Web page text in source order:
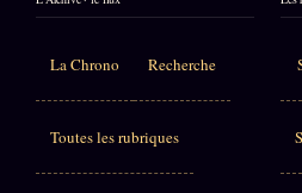
La Chrono Recherche
Toutes les rubriques